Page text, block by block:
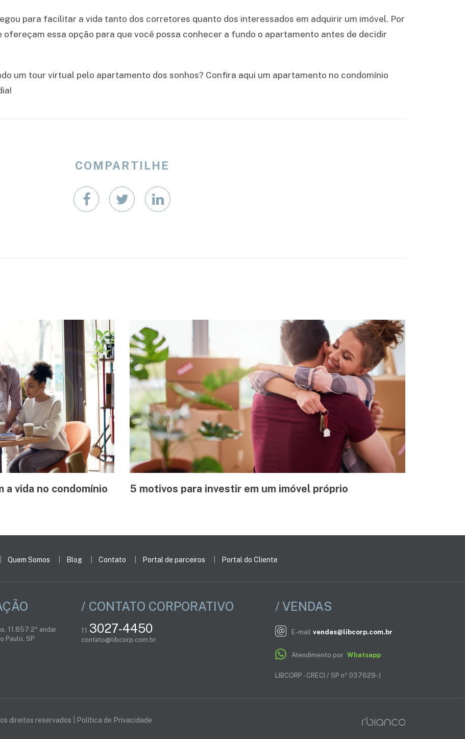
para facilitar a vida tanto dos corretores quanto dos interessados em adquirir um imóvel. Por
essa opção para que você possa conhecer a fundo o apartamento antes de decidir
um tour virtual pelo apartamento dos sonhos? Confira aqui um apartamento no condomínio
COMPARTILHE
vida no condomínio 5 motivos para investir em um imóvel próprio
Quem Somos Blog Contato Portal de parceiros Portal do Cliente
11.857 2º andar
Paulo, SP
/ CONTATO CORPORATIVO
11 3027-4450
contato@libcorp.com.br
/ VENDAS
E-mail vendas@libcorp.com.br
Atendimento por Whatsapp
LIBCORP - CRECI / SP nº 037629-J
direitos reservados | Política de Privacidade